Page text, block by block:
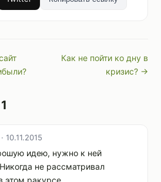
Как не пойти ко дну в
кризис? →
· 10.11.2015
идею, нужно к ней
не рассматривал